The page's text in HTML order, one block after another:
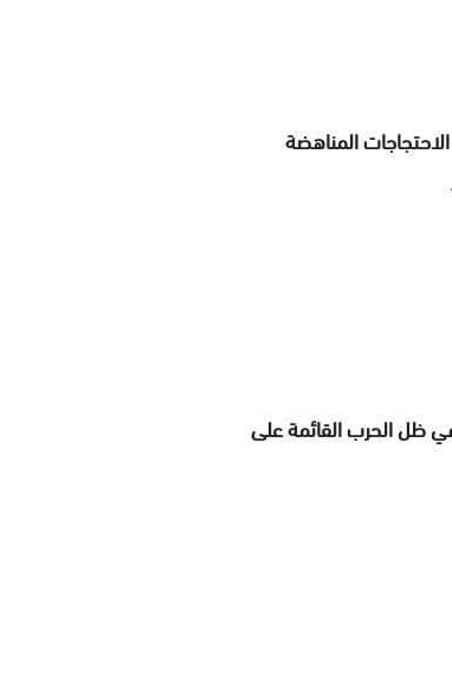
المناهضة
في ظل الحرب القائمة على